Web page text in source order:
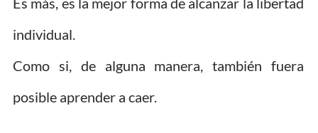
individual.
Como si, de alguna manera, también fuera
posible aprender a caer.